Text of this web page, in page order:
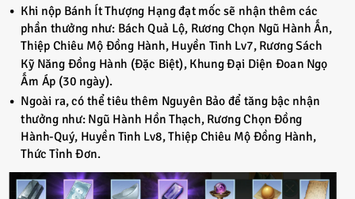
Khi nộp Bánh Ít Thượng Hạng đạt mốc sẽ nhận thêm các
phần thưởng như: Bách Quả Lộ, Rương Chọn Ngũ Hành Ấn,
Thiệp Chiêu Mộ Đồng Hành, Huyền Tinh Lv7, Rương Sách
Kỹ Năng Đồng Hành (Đặc Biệt), Khung Đại Diện Đoan Ngọ
Ấm Áp (30 ngày).
Ngoài ra, có thể tiêu thêm Nguyên Bảo để tăng bậc nhận
thưởng như: Ngũ Hành Hồn Thạch, Rương Chọn Đồng
Hành-Quý, Huyền Tinh Lv8, Thiệp Chiêu Mộ Đồng Hành,
Thức Tỉnh Đơn.